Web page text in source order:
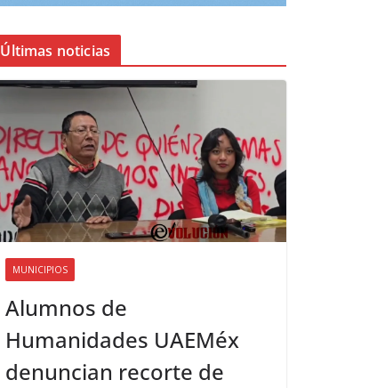
Últimas noticias
MUNICIPIOS
Alumnos de
Humanidades UAEMéx
denuncian recorte de